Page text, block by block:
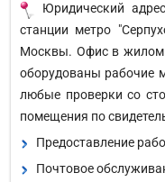
Юридический
станции метро
Москвы. Офис в жилом
оборудованы рабочие
любые проверки со
помещения по
Предоставление
Почтовое